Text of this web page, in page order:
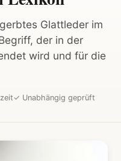
Glattleder im
der in der
wird und für die
✓ Unabhängig geprüft